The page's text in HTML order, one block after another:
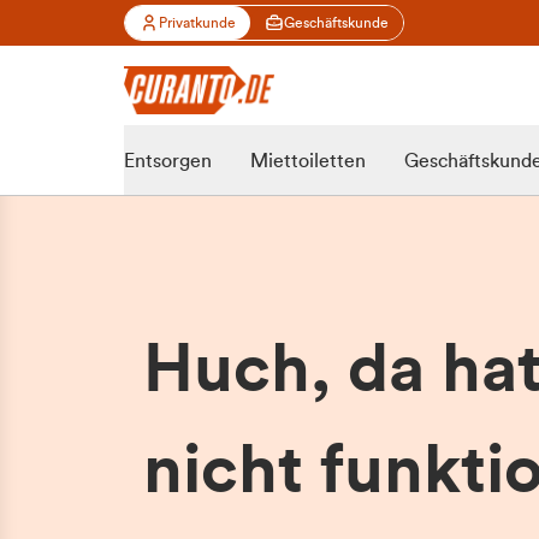
Privatkunde Geschäftskunde
Entsorgen Miettoiletten
Huch, da
nicht